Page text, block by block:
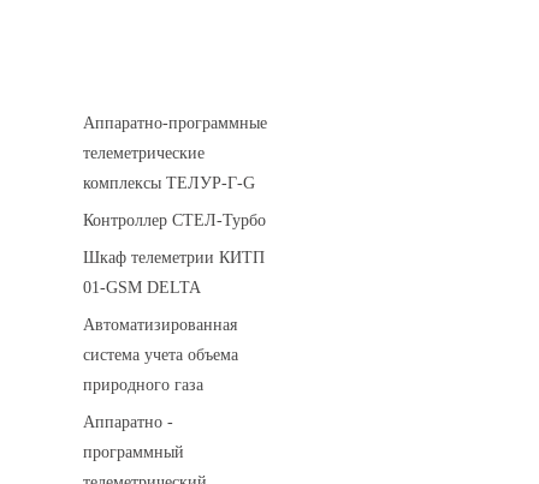
Аппаратно-программные
телеметрические
комплексы ТЕЛУР-Г-G
Контроллер СТЕЛ-Турбо
Шкаф телеметрии КИТП
01-GSM DELTA
Автоматизированная
система учета объема
природного газа
Аппаратно -
программный